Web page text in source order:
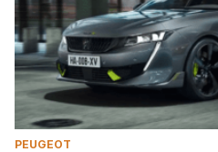
PEUGEOT